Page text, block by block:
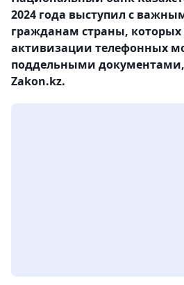
2024 года выступил с
гражданам страны, которых
активизации телефонных
поддельными
Zakon.kz.